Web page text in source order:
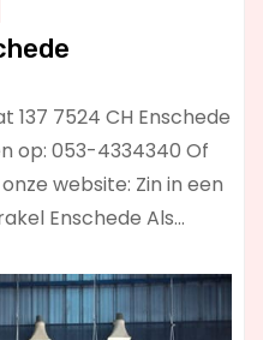
7524 CH Enschede
op: 053-4334340 Of
website: Zin in een
Enschede Als…